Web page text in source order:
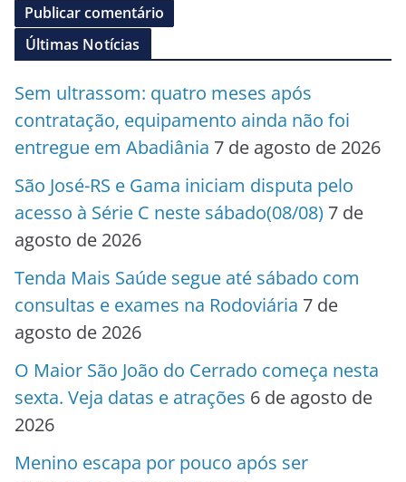
Últimas Notícias
Sem ultrassom: quatro meses após
contratação, equipamento ainda não foi
entregue em Abadiânia 7 de agosto de 2026
São José-RS e Gama iniciam disputa pelo
acesso à Série C neste sábado(08/08) 7 de
agosto de 2026
Tenda Mais Saúde segue até sábado com
consultas e exames na Rodoviária 7 de
agosto de 2026
O Maior São João do Cerrado começa nesta
sexta. Veja datas e atrações 6 de agosto de
2026
Menino escapa por pouco após ser